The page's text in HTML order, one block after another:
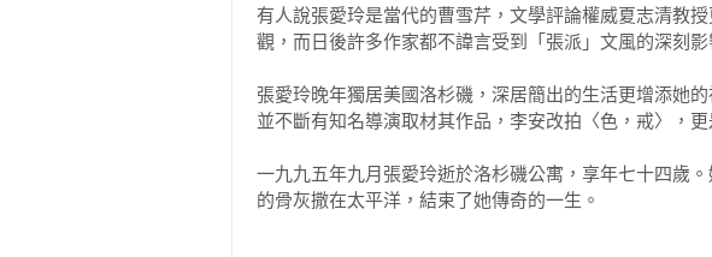
他加緊了步伐往前走，袴袋裏的一隻手，手心在出汗。
慢了，略略偏過頭來瞟了他一眼。她在黑蕾絲紗底下穿
多年後，振保向朋友們追述到這一樁往事，總是帶著點
他倒記不清了，單揀那惱人的部份來記得。外國人身上
放心，他看見她有意無意抬起手臂來，偏過頭去聞了一
有人說張愛玲是當代的曹雪芹，文學評論權威夏志清教
觀，而日後許多作家都不諱言受到「張派」文風的深刻影
張愛玲晚年獨居美國洛杉磯，深居簡出的生活更增添她
並不斷有知名導演取材其作品，李安改拍〈色，戒〉，
一九九五年九月張愛玲逝於洛杉磯公寓，享年七十四歲
的骨灰撒在太平洋，結束了她傳奇的一生。